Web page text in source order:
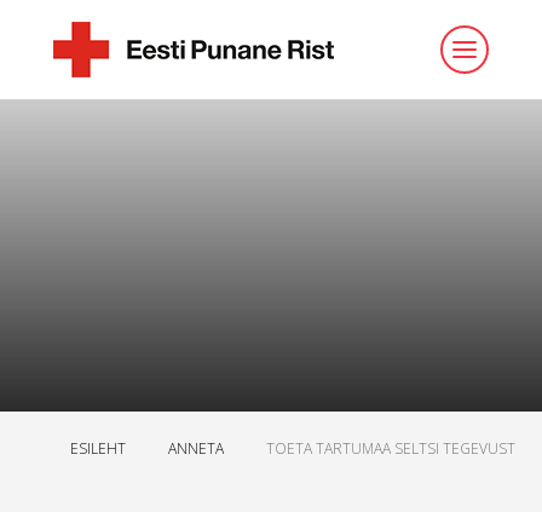
ESILEHT ANNETA TOETA TARTUMAA SELTSI TEGEVUST